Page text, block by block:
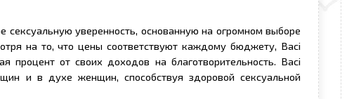
уверенность, основанную на огромном выборе
на то, что цены соответствуют каждому бюджету, Baci
процент от своих доходов на благотворительность. Baci
и в духе женщин, способствуя здоровой сексуальной